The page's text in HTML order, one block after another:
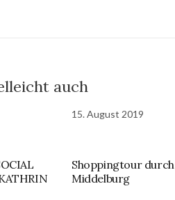
auch
15. August 2019
Shoppingtour durch
Middelburg